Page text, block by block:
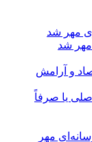
مهر شد
یا صرفاً